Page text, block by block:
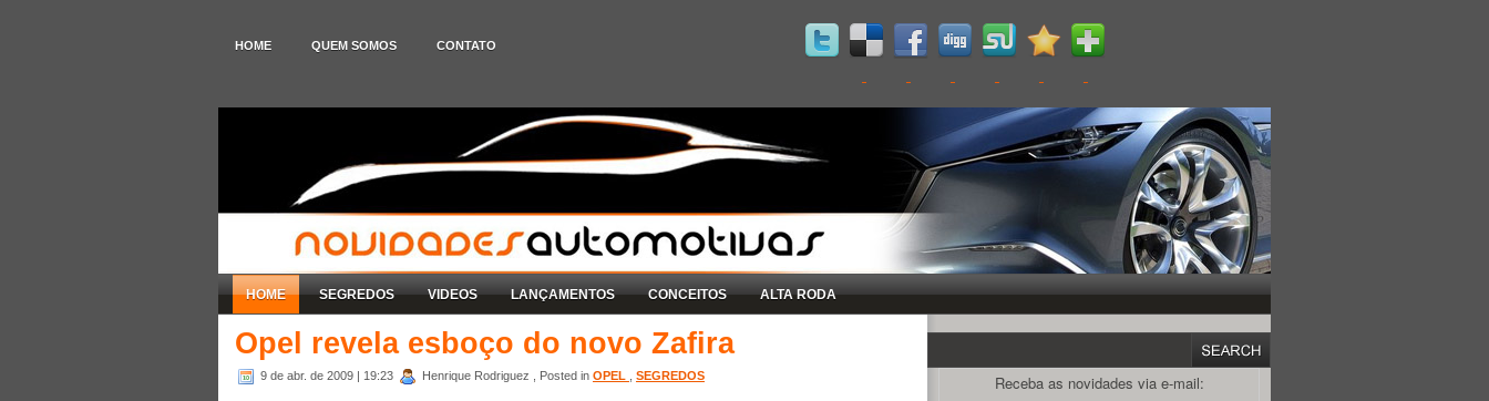
HOME QUEM SOMOS CONTATO
HOME SEGREDOS VIDEOS LANÇAMENTOS CONCEITOS ALTA RODA
Opel revela esboço do novo Zafira
9 de abr. de 2009 | 19:23 Henrique Rodriguez , Posted in OPEL SEGREDOS Receba as novidades via e-mail: